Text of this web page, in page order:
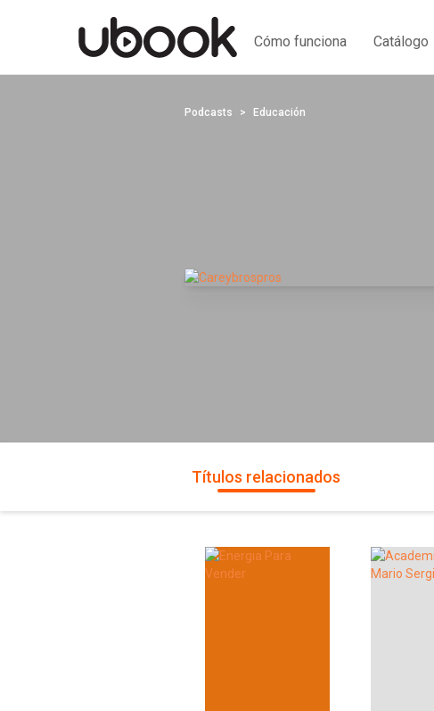
Cómo funciona Catálogo
Podcasts Educación
Títulos relacionados